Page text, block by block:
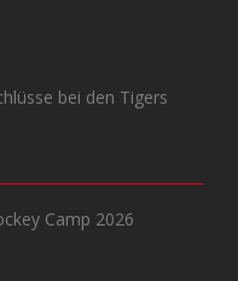
bei den Tigers
Camp 2026